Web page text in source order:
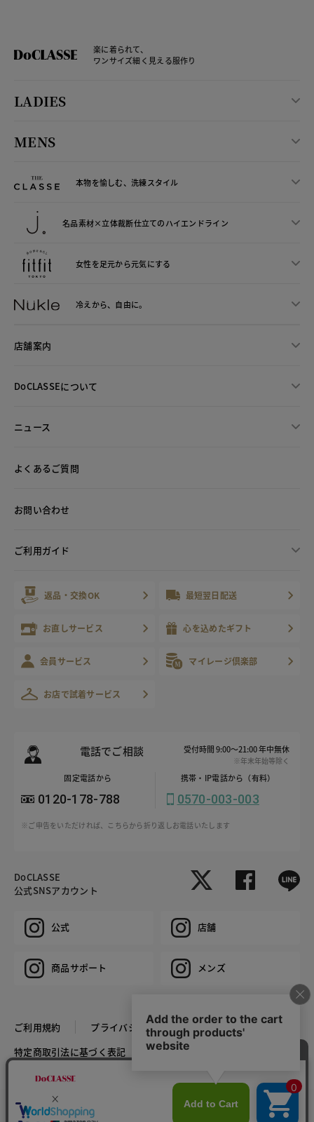
カラー・サイズを選択する
楽に着られて、
ワンサイズ細く見える服作り
LADIES
MENS
本物を愉しむ、洗練スタイル
名品素材×立体裁断仕立てのハイエンドライン
女性を足元から元気にする
冷えから、 自由に。
店舗案内
DoCLASSEについて
ニュース
よくあるご質問
お問い合わせ
ご利用ガイド
返品・交換OK 最短翌日配送
お直しサービス 心を込めたギフト
会員サービス マイレージ倶楽部
お店で試着サービス
電話でご相談 受付時間 9:00～21:00 年中無休
※年末年始等除く
固定電話から
0120-178-788
携帯・IP電話から（有料）
0570-003-003
※ご申告をいただければ、こちらから折り返しお電話いたします
DoCLASSE
公式SNSアカウント
公式 店舗
商品サポート メンズ
ご利用規約
プライバシーポリシー
特定商取引法に基づく表記
推奨環境
COPYRIGHT © DoCLASSE ALL RIGHTS RESERVED.